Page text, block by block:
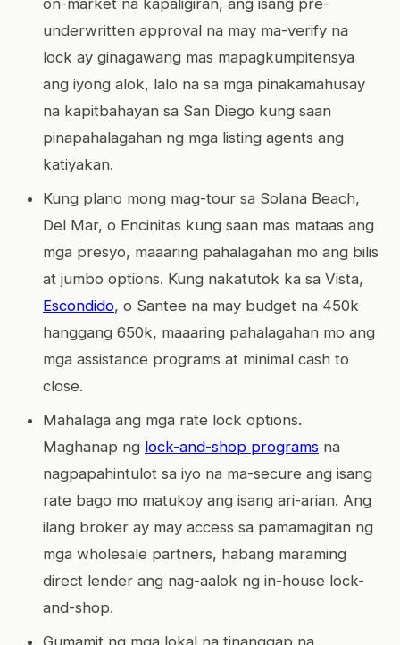
underwritten approval na may ma-verify na
lock ay ginagawang mas mapagkumpitensya
ang iyong alok, lalo na sa mga pinakamahusay
na kapitbahayan sa San Diego kung saan
pinapahalagahan ng mga listing agents ang
katiyakan.
Kung plano mong mag-tour sa Solana Beach,
Del Mar, o Encinitas kung saan mas mataas ang
mga presyo, maaaring pahalagahan mo ang bilis
at jumbo options. Kung nakatutok ka sa Vista,
Escondido, o Santee na may budget na 450k
hanggang 650k, maaaring pahalagahan mo ang
mga assistance programs at minimal cash to
close.
Mahalaga ang mga rate lock options.
Maghanap ng lock-and-shop programs na
nagpapahintulot sa iyo na ma-secure ang isang
rate bago mo matukoy ang isang ari-arian. Ang
ilang broker ay may access sa pamamagitan ng
mga wholesale partners, habang maraming
direct lender ang nag-aalok ng in-house lock-
and-shop.
Gumamit ng mga lokal na tinanggap na